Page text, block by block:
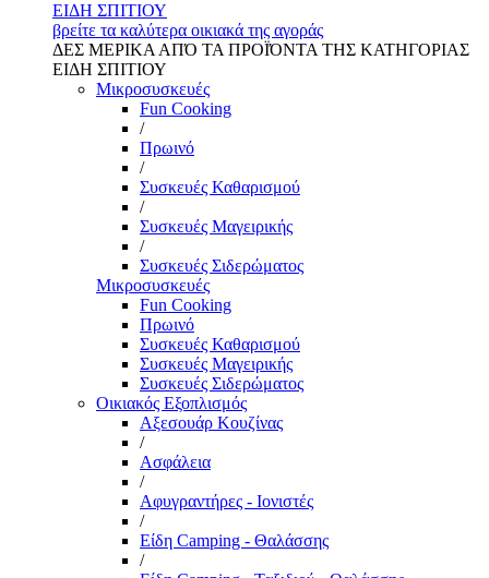
ΕΙΔΗ ΣΠΙΤΙΟΥ
βρείτε τα καλύτερα οικιακά της αγοράς
ΔΕΣ ΜΕΡΙΚΑ ΑΠΌ ΤΑ ΠΡΟΪΌΝΤΑ ΤΗΣ ΚΑΤΗΓΟΡΙΑΣ
ΕΙΔΗ ΣΠΙΤΙΟΥ
Μικροσυσκευές
Fun Cooking
/
Πρωινό
/
Συσκευές Καθαρισμού
/
Συσκευές Μαγειρικής
/
Συσκευές Σιδερώματος
Μικροσυσκευές
Fun Cooking
Πρωινό
Συσκευές Καθαρισμού
Συσκευές Μαγειρικής
Συσκευές Σιδερώματος
Οικιακός Εξοπλισμός
Αξεσουάρ Κουζίνας
/
Ασφάλεια
/
Αφυγραντήρες - Ιονιστές
/
Είδη Camping - Θαλάσσης
/